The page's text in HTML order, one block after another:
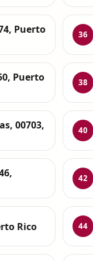
Puerto
36
Puerto
38
00703,
40
42
Rico 44